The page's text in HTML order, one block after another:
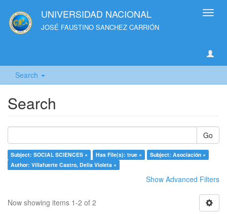
UNIVERSIDAD NACIONAL
JOSÉ FAUSTINO SANCHEZ CARRIÓN
Search
Search
Go
Subject: SOCIAL SCIENCES × Has File(s): true ×
Subject: Asociación ×
Author: Villafuerte Castro, Delia Violeta ×
Show Advanced Filters
Now showing items 1-2 of 2